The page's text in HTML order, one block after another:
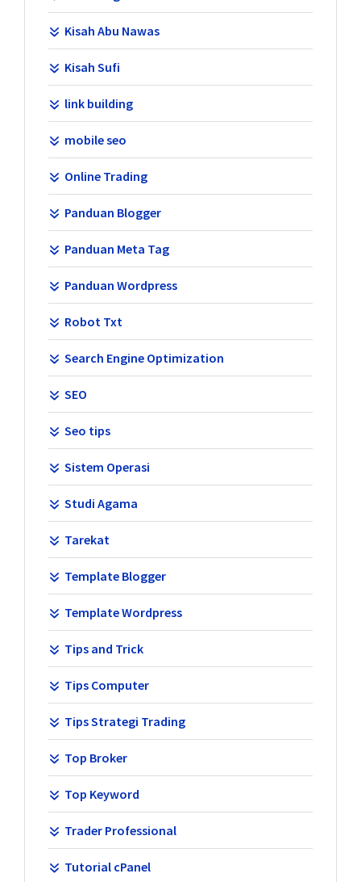
Kisah Abu Nawas
Kisah Sufi
link building
mobile seo
Online Trading
Panduan Blogger
Panduan Meta Tag
Panduan Wordpress
Robot Txt
Search Engine Optimization
SEO
Seo tips
Sistem Operasi
Studi Agama
Tarekat
Template Blogger
Template Wordpress
Tips and Trick
Tips Computer
Tips Strategi Trading
Top Broker
Top Keyword
Trader Professional
Tutorial cPanel